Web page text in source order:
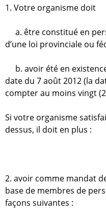
s
b
i
t
d
e
a
d
i
r
e
d
e
r
c
r
c
1. Votre organisme doit
a. être constitué en
d’une loi provinciale ou
b. avoir été en
date du 7 août 2012 (la
compter au moins vingt
Si votre organisme
dessus, il doit en plus :
2. avoir comme mandat
base de membres de
façons suivantes :